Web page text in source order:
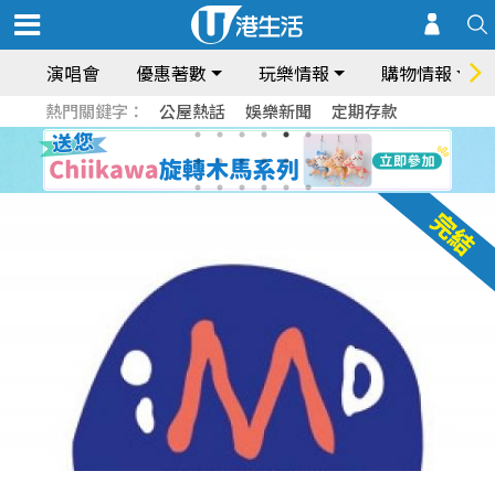
演唱會 優惠著數 玩樂情報 購物情報
熱門關鍵字： 公屋熱話 娛樂新聞 定期存款